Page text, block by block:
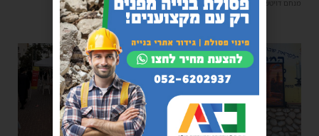
מנחם דויטש 08:07
1